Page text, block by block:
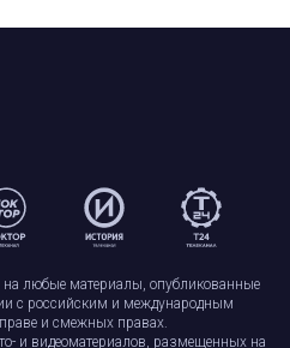
любые материалы, опубликованные
с российским и международным
и смежных правах.
и видеоматериалов, размещенных на